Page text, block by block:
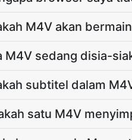
M4V akan
M4V sedang disia-
subtitel dalam
satu M4V